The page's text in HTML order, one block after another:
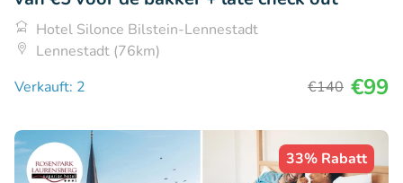
Hotel Silonce Bilstein-Lennestadt
Lennestadt (76km)
Verkauft: 2
€140 €99
33% Rabatt